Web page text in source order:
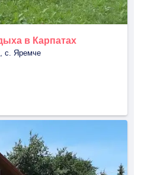
в Карпатах
с. Яремче